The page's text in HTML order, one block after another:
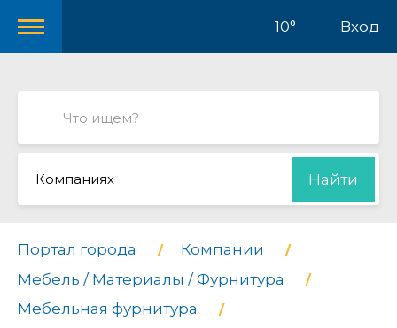
10° Вход
Компаниях Найти
Портал города
Компании
Мебель / Материалы / Фурнитура
Мебельная фурнитура